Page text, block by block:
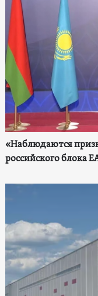
«Наблюдаются
российского блока